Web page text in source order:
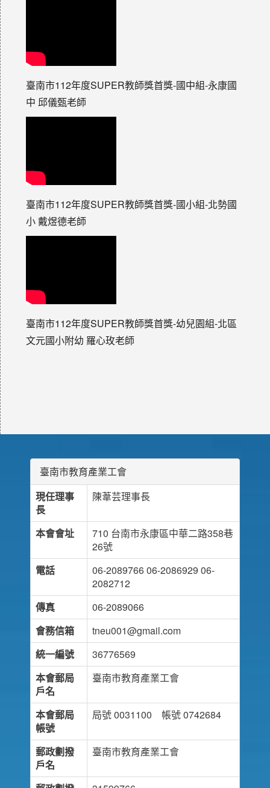
臺南市112年度SUPER教師獎首獎-國中組-永康國
中 邱儀甄老師
臺南市112年度SUPER教師獎首獎-國小組-北勢國
小 戴煜德老師
臺南市112年度SUPER教師獎首獎-幼兒園組-北區
文元國小附幼 羅心玫老師
臺南市教育產業工會
現任理事
長
陳葦芸理事長
本會會址
710 台南市永康區中華二路358巷
26號
電話
06-2089766 06-2086929 06-
2082712
傳真
06-2089066
會務信箱
tneu001@gmail.com
統一編號
36776569
本會郵局
戶名
臺南市教育產業工會
本會郵局
帳號
局號 0031100 帳號 0742684
郵政劃撥
戶名
臺南市教育產業工會